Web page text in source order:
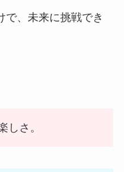
で、未来に挑戦でき
しさ。